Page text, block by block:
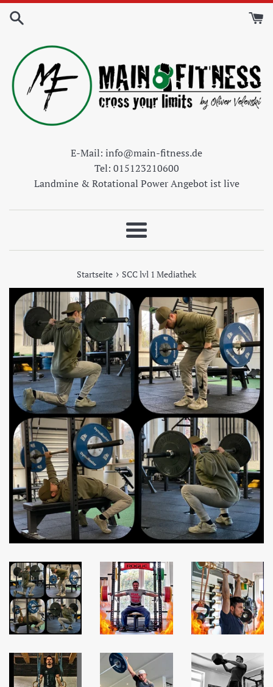
Direkt
zum
E-Mail: info@main-fitness.de
Tel: 015123210600
Landmine & Rotational Power Angebot ist live
Menü
Startseite › SCC lvl 1 Mediathek